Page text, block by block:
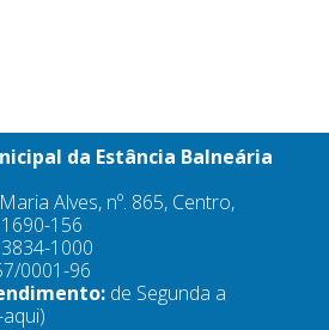
da Estância Balneária
Alves, nº. 865, Centro,
156
1000
0001-96
de Segunda a